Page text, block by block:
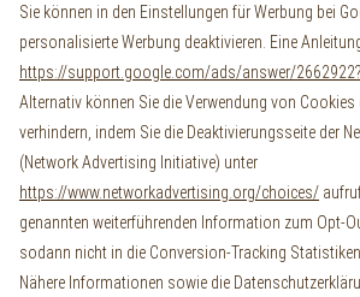
Sie können in den Einstellungen für Werbung bei
personalisierte Werbung deaktivieren. Eine
https://support.google.com/ads/answer/
Alternativ können Sie die Verwendung von
verhindern, indem Sie die Deaktivierungsseite der
(Network Advertising Initiative) unter
https://www.networkadvertising.org/choices/
genannten weiterführenden Information zum Opt-
sodann nicht in die Conversion-Tracking
Nähere Informationen sowie die